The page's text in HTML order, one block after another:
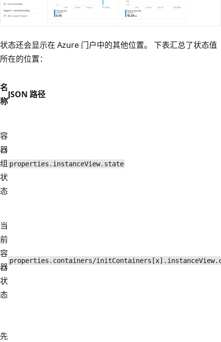
状态还会显示在 Azure 门户中的其他位置。 下表汇总了状态值
所在的位置：
名
称
JSON 路径
容
器
组
状
态
properties.instanceView.state
当
前
容
器
状
态
properties.containers/
先